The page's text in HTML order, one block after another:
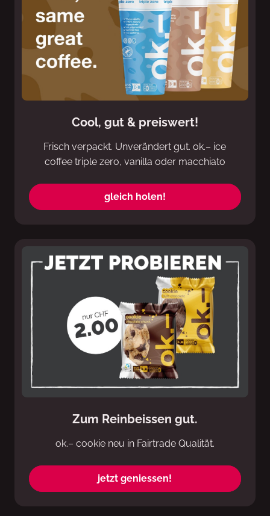
Cool, gut & preiswert!
Frisch verpackt. Unverändert gut. ok.– ice
coffee triple zero, vanilla oder macchiato
gleich holen!
Zum Reinbeissen gut.
ok.– cookie neu in Fairtrade Qualität.
jetzt geniessen!